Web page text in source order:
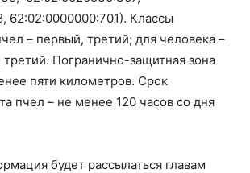
62:02:0000000:701). Классы
– первый, третий; для человека –
Погранично-защитная зона
пяти километров. Срок
пчел – не менее 120 часов со дня
будет рассылаться главам